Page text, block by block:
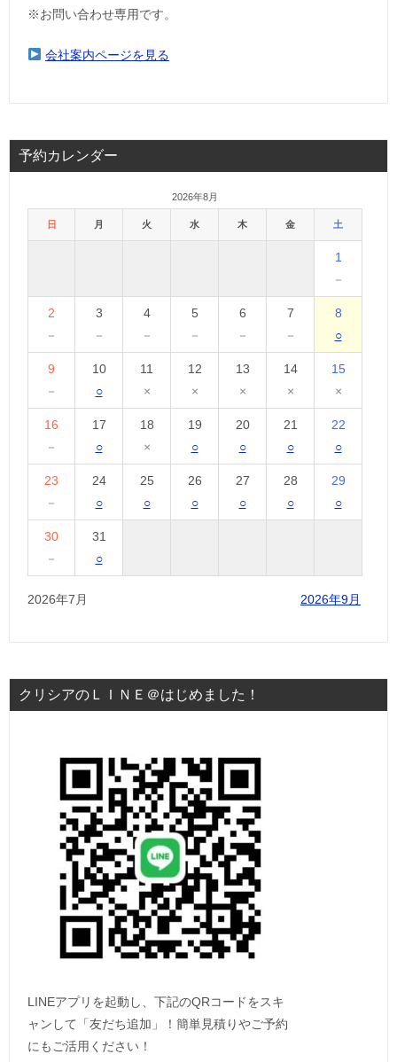
※お問い合わせ専用です。
会社案内ページを見る
予約カレンダー
2026年8月
日 月 火 水 木 金 土
1
－
2
－
3
－
4
－
5
－
6
－
7
－
8
○
9
－
10
○
11
×
12
×
13
×
14
×
15
×
16
－
17
○
18
×
19
○
20
○
21
○
22
○
23
－
24
○
25
○
26
○
27
○
28
○
29
○
30
－
31
○
2026年7月 2026年9月
クリシアのＬＩＮＥ＠はじめました！
LINEアプリを起動し、下記のQRコードをスキ
ャンして「友だち追加」！簡単見積りやご予約
にもご活用ください！